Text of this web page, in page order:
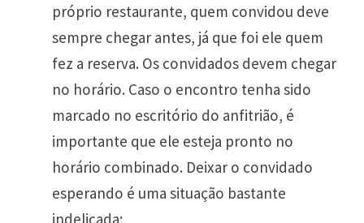
próprio restaurante, quem convidou deve
sempre chegar antes, já que foi ele quem
fez a reserva. Os convidados devem chegar
no horário. Caso o encontro tenha sido
marcado no escritório do anfitrião, é
importante que ele esteja pronto no
horário combinado. Deixar o convidado
esperando é uma situação bastante
indelicada;